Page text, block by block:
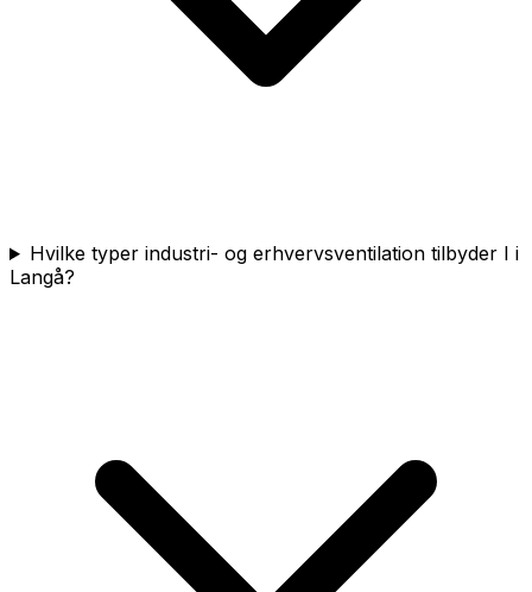
Hvilke typer industri- og erhvervsventilation tilbyder I i
Langå?